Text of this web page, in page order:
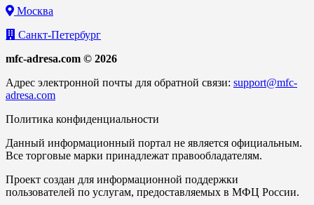
Москва
Санкт-Петербург
mfc-adresa.com © 2026
Адрес электронной почты для обратной связи: support@mfc-
adresa.com
Политика конфиденциальности
Данный информационный портал не является официальным.
Все торговые марки принадлежат правообладателям.
Проект создан для информационной поддержки
пользователей по услугам, предоставляемых в МФЦ России.